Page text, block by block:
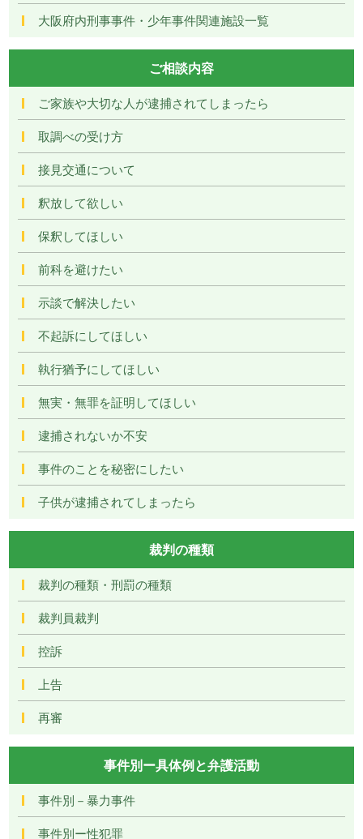
大阪府内刑事事件・少年事件関連施設一覧
ご相談内容
ご家族や大切な人が逮捕されてしまったら
取調べの受け方
接見交通について
釈放して欲しい
保釈してほしい
前科を避けたい
示談で解決したい
不起訴にしてほしい
執行猶予にしてほしい
無実・無罪を証明してほしい
逮捕されないか不安
事件のことを秘密にしたい
子供が逮捕されてしまったら
裁判の種類
裁判の種類・刑罰の種類
裁判員裁判
控訴
上告
再審
事件別ー具体例と弁護活動
事件別－暴力事件
事件別ー性犯罪